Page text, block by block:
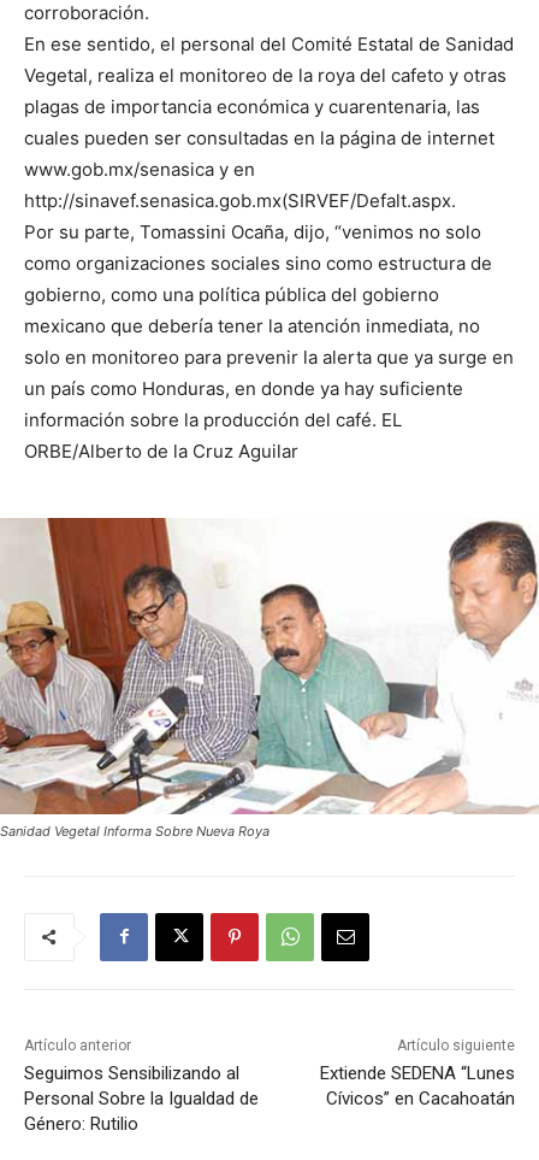
corroboración.
En ese sentido, el personal del Comité Estatal de Sanidad
Vegetal, realiza el monitoreo de la roya del cafeto y otras
plagas de importancia económica y cuarentenaria, las
cuales pueden ser consultadas en la página de internet
www.gob.mx/senasica y en
http://sinavef.senasica.gob.mx(SIRVEF/Defalt.aspx.
Por su parte, Tomassini Ocaña, dijo, “venimos no solo
como organizaciones sociales sino como estructura de
gobierno, como una política pública del gobierno
mexicano que debería tener la atención inmediata, no
solo en monitoreo para prevenir la alerta que ya surge en
un país como Honduras, en donde ya hay suficiente
información sobre la producción del café. EL
ORBE/Alberto de la Cruz Aguilar
Sanidad Vegetal Informa Sobre Nueva Roya
Artículo anterior
Seguimos Sensibilizando al
Personal Sobre la Igualdad de
Género: Rutilio
Artículo siguiente
Extiende SEDENA “Lunes
Cívicos” en Cacahoatán